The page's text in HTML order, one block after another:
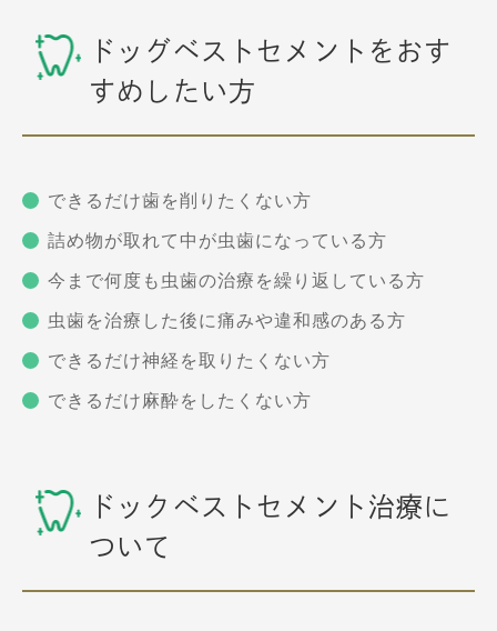
ドッグベストセメントをおす
すめしたい方
できるだけ歯を削りたくない方
詰め物が取れて中が虫歯になっている方
今まで何度も虫歯の治療を繰り返している方
虫歯を治療した後に痛みや違和感のある方
できるだけ神経を取りたくない方
できるだけ麻酔をしたくない方
ドックベストセメント治療に
ついて